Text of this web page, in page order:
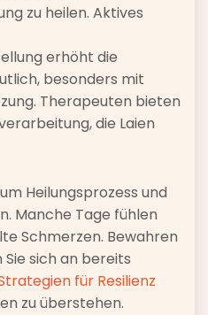
zu heilen. Aktives
erhöht die
besonders mit
Therapeuten bieten
die Laien
Heilungsprozess und
Manche Tage fühlen
Schmerzen. Bewahren
Sie sich an bereits
für Resilienz
zu überstehen.